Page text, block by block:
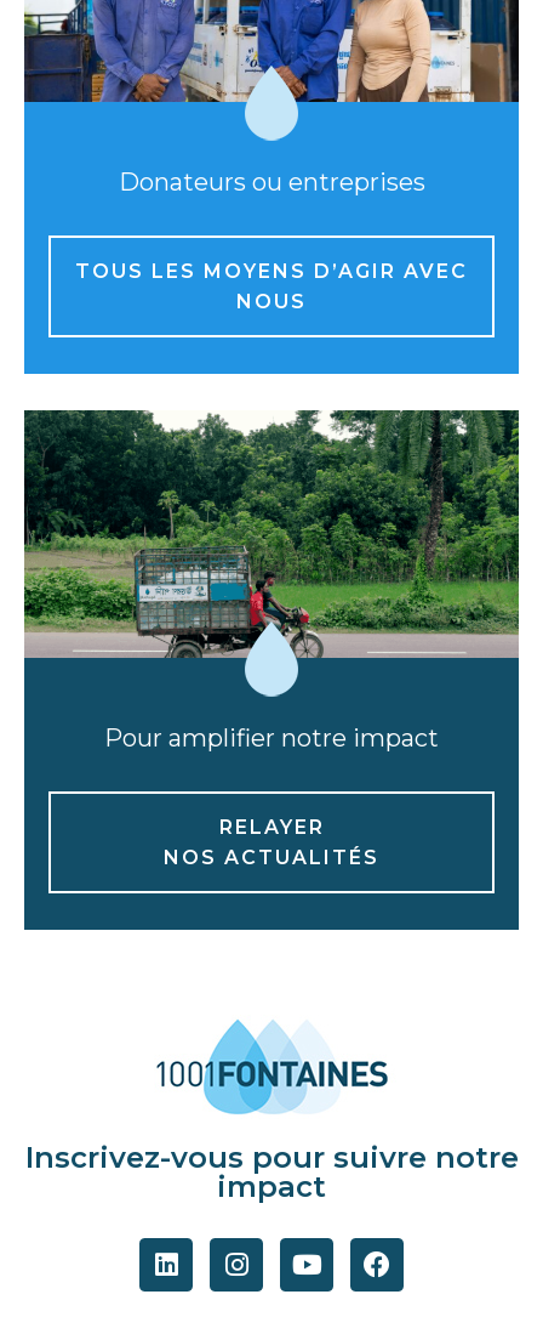
Donateurs ou entreprises
TOUS LES MOYENS D’AGIR AVEC
NOUS
Pour amplifier notre impact
RELAYER
NOS ACTUALITÉS
Inscrivez-vous pour suivre notre
impact